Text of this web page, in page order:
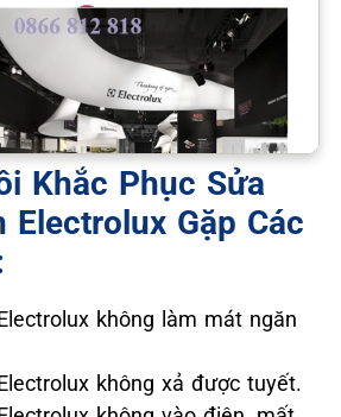
Khắc Phục Sửa
Electrolux Gặp Các
không làm mát ngăn
không xả được tuyết.